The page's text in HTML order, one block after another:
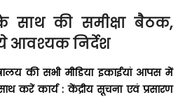
साथ की समीक्षा बैठक,
आवश्यक निर्देश
की सभी मीडिया इकाईयां आपस में
करें कार्य : केंद्रीय सूचना एवं प्रसारण